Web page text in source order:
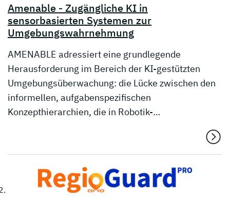
Amenable - Zugängliche KI in
sensorbasierten Systemen zur
Umgebungswahrnehmung
AMENABLE adressiert eine grundlegende
Herausforderung im Bereich der KI-gestützten
Umgebungsüberwachung: die Lücke zwischen den
informellen, aufgabenspezifischen
Konzepthierarchien, die in Robotik-…